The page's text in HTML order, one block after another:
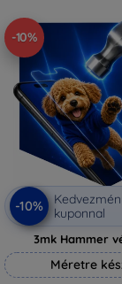
-10%
-10%
kuponnal
3mk Hammer
Méretre